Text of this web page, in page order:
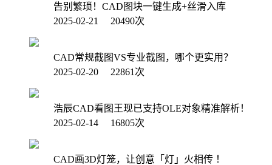
告别繁琐！CAD图块一键生成+丝滑入库
2025-02-21 20490次
CAD常规截图VS专业截图，哪个更实用？
2025-02-20 22861次
浩辰CAD看图王现已支持OLE对象精准解析！
2025-02-14 16805次
CAD画3D灯笼，让创意「灯」火相传 ！